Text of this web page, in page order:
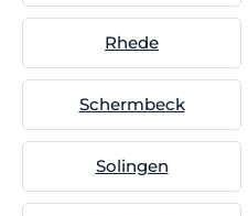
Rhede
Schermbeck
Solingen